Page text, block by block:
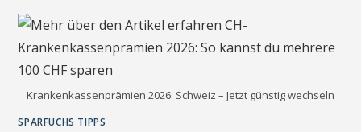
Krankenkassenprämien 2026: Schweiz – Jetzt günstig wechseln
SPARFUCHS TIPPS